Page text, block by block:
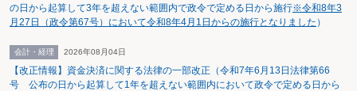
の日から起算して3年を超えない範囲内で政令で定める日から施行※令和8年3
月27日（政令第67号）において令和8年4月1日からの施行となりました ）
会計・経理 2026年08月04日
【改正情報】資金決済に関する法律の一部改正（令和7年6月13日法律第66
号 公布の日から起算して1年を超えない範囲内において政令で定める日から